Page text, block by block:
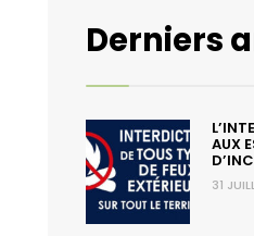
Derniers
AUX
31